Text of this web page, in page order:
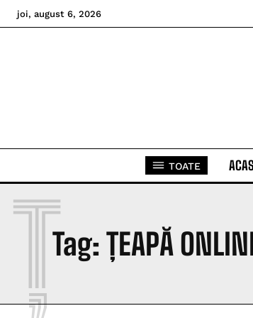
joi, august 6, 2026
TOATE
Tag: ȚEAPĂ
Ț